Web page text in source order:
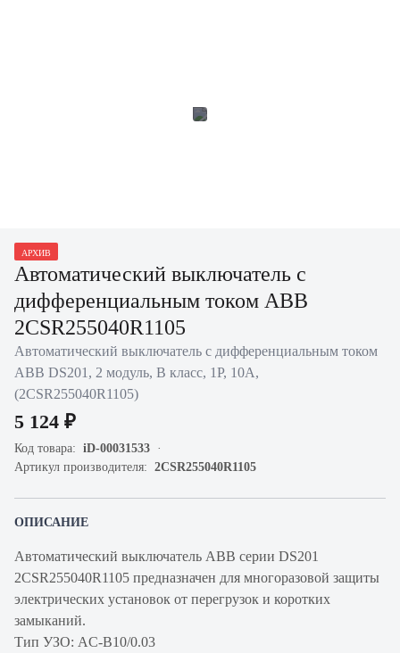
АРХИВ
Автоматический выключатель с
дифференциальным током ABB
2CSR255040R1105
Автоматический выключатель с дифференциальным током
ABB DS201, 2 модуль, B класс, 1P, 10А,
(2CSR255040R1105)
5 124 ₽
Код товара: iD-00031533
Артикул производителя: 2CSR255040R1105
ОПИСАНИЕ
Автоматический выключатель ABB серии DS201
2CSR255040R1105 предназначен для многоразовой защиты
электрических установок от перегрузок и коротких
замыканий.
Тип УЗО: AC-B10/0.03